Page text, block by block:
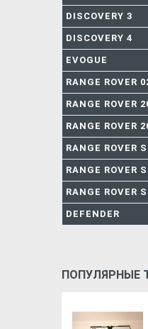
DISCOVERY 3
DISCOVERY 4
EVOGUE
RANGE ROVER
RANGE ROVER
RANGE ROVER
RANGE ROVER
RANGE ROVER
RANGE ROVER
DEFENDER
ПОПУЛЯРНЫЕ